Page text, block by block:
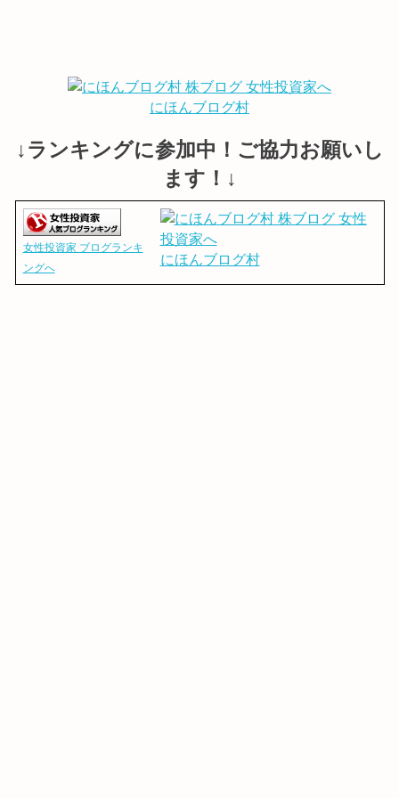
にほんブログ村
↓ランキングに参加中！ご協力お願いし
ます！↓
女性投資家 ブログランキ
ングへ
にほんブログ村